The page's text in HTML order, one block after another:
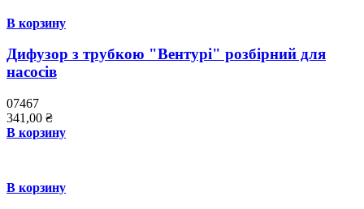
В корзину
Дифузор з трубкою "Вентурі" розбірний для
насосів
07467
341,00 ₴
В корзину
В корзину